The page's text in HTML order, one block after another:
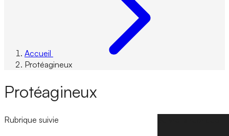
Accueil
Protéagineux
Protéagineux
Rubrique suivie